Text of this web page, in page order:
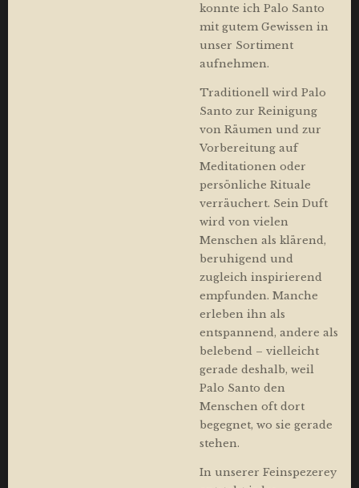
konnte ich Palo Santo
mit gutem Gewissen in
unser Sortiment
aufnehmen.
Traditionell wird Palo
Santo zur Reinigung
von Räumen und zur
Vorbereitung auf
Meditationen oder
persönliche Rituale
verräuchert. Sein Duft
wird von vielen
Menschen als klärend,
beruhigend und
zugleich inspirierend
empfunden. Manche
erleben ihn als
entspannend, andere als
belebend – vielleicht
gerade deshalb, weil
Palo Santo den
Menschen oft dort
begegnet, wo sie gerade
stehen.
In unserer Feinspezerey